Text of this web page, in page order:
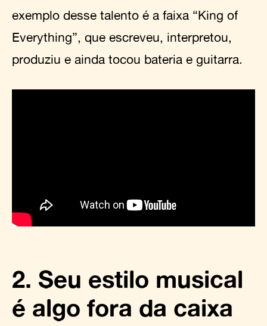
exemplo desse talento é a faixa “King of
Everything”, que escreveu, interpretou,
produziu e ainda tocou bateria e guitarra.
2. Seu estilo musical
é algo fora da caixa